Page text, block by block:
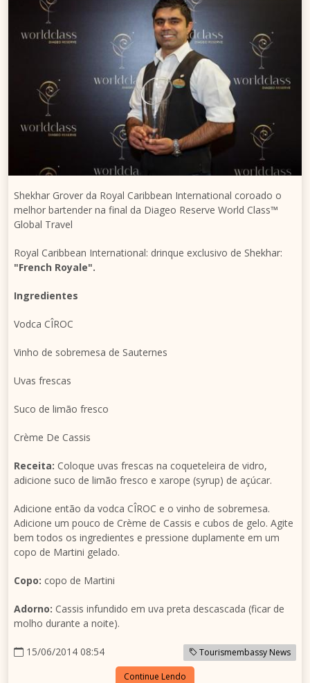
Shekhar Grover da Royal Caribbean International coroado o
melhor bartender na final da Diageo Reserve World Class™
Global Travel
Royal Caribbean International: drinque exclusivo de Shekhar:
"French Royale".
Ingredientes
Vodca CÎROC
Vinho de sobremesa de Sauternes
Uvas frescas
Suco de limão fresco
Crème De Cassis
Receita: Coloque uvas frescas na coqueteleira de vidro,
adicione suco de limão fresco e xarope (syrup) de açúcar.
Adicione então da vodca CÎROC e o vinho de sobremesa.
Adicione um pouco de Crème de Cassis e cubos de gelo. Agite
bem todos os ingredientes e pressione duplamente em um
copo de Martini gelado.
Copo: copo de Martini
Adorno: Cassis infundido em uva preta descascada (ficar de
molho durante a noite).
15/06/2014 08:54 Tourismembassy News
Continue Lendo